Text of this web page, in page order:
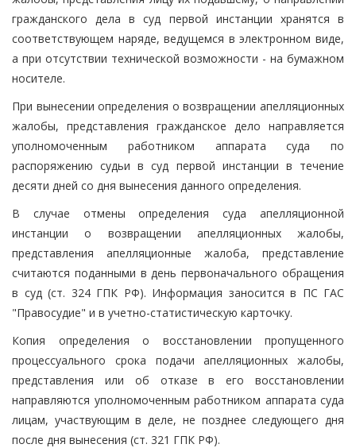
гражданского дела в суд первой инстанции хранятся в
соответствующем наряде, ведущемся в электронном виде,
а при отсутствии технической возможности - на бумажном
носителе.
При вынесении определения о возвращении апелляционных
жалобы, представления гражданское дело направляется
уполномоченным работником аппарата суда по
распоряжению судьи в суд первой инстанции в течение
десяти дней со дня вынесения данного определения.
В случае отмены определения суда апелляционной
инстанции о возвращении апелляционных жалобы,
представления апелляционные жалоба, представление
считаются поданными в день первоначального обращения
в суд (ст. 324 ГПК РФ). Информация заносится в ПС ГАС
"Правосудие" и в учетно-статистическую карточку.
Копия определения о восстановлении пропущенного
процессуального срока подачи апелляционных жалобы,
представления или об отказе в его восстановлении
направляются уполномоченным работником аппарата суда
лицам, участвующим в деле, не позднее следующего дня
после дня вынесения (ст. 321 ГПК РФ).